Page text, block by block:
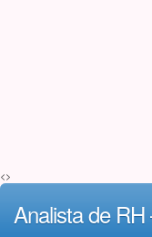
<>
Analista de